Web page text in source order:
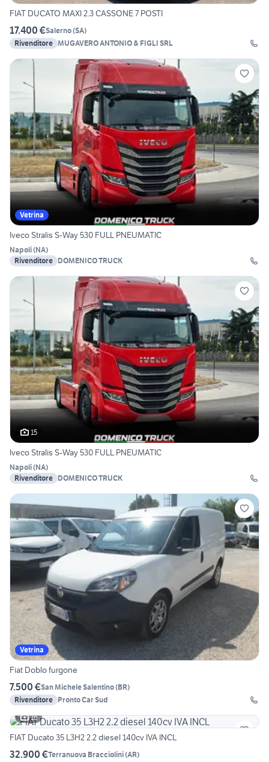
FIAT DUCATO MAXI 2.3 CASSONE 7 POSTI
17.400 €Salerno(SA)
Rivenditore MUGAVERO ANTONIO & FIGLI SRL
Vetrina
Iveco Stralis S-Way 530 FULL PNEUMATIC
Napoli(NA)
Rivenditore DOMENICO TRUCK
15
Iveco Stralis S-Way 530 FULL PNEUMATIC
Napoli(NA)
Rivenditore DOMENICO TRUCK
Vetrina
Fiat Doblo furgone
7.500 €San Michele Salentino(BR)
Rivenditore Pronto Car Sud
16
FIAT Ducato 35 L3H2 2.2 diesel 140cv IVA INCL
32.900 €Terranuova Bracciolini(AR)